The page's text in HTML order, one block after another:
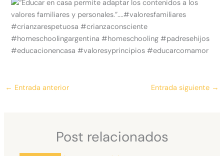
← Entrada anterior Entrada siguiente →
Post relacionados